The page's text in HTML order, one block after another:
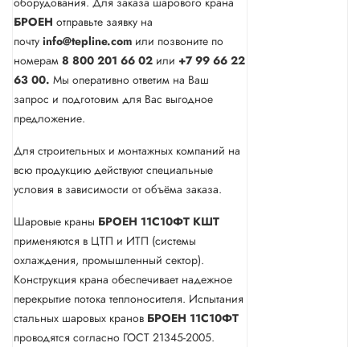
БРОЕН отправьте заявку на
почту info@tepline.com или позвоните по
номерам 8 800 201 66 02 или +7 99 66 22
63 00. Мы оперативно ответим на Ваш
запрос и подготовим для Вас выгодное
предложение.
Для строительных и монтажных компаний на
всю продукцию действуют специальные
условия в зависимости от объёма заказа.
Шаровые краны БРОЕН 11С10ФТ КШТ
применяются в ЦТП и ИТП (системы
охлаждения, промышленный сектор).
Конструкция крана обеспечивает надежное
перекрытие потока теплоносителя. Испытания
стальных шаровых кранов БРОЕН 11С10ФТ
проводятся согласно ГОСТ 21345-2005.